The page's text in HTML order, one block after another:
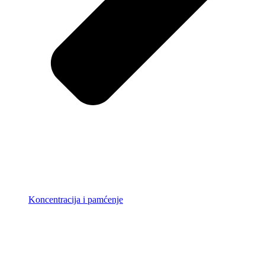
Koncentracija i pamćenje